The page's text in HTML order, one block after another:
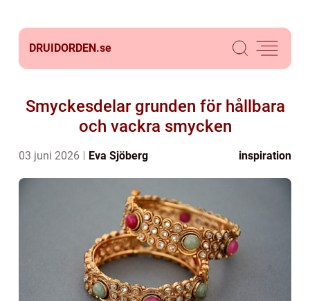
DRUIDORDEN.se
Smyckesdelar grunden för hållbara
och vackra smycken
03 juni 2026 Eva Sjöberg inspiration